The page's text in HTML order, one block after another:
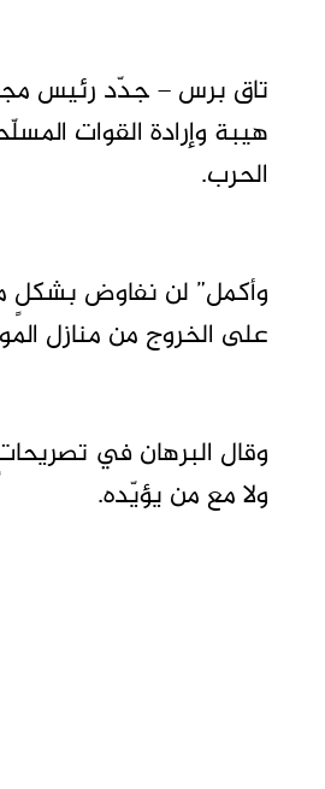
تاق برس – جدّد رئيس
هيبة وإرادة القوات
الحرب.
وأكمل” لن نفاوض بشكلٍ
على الخروج من منازل
وقال البرهان في
ولا مع من يؤيّده.